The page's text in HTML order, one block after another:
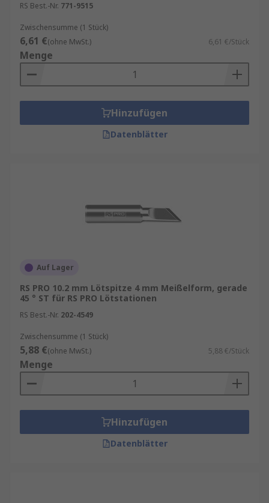
RS Best.-Nr. 771-9515
Zwischensumme (1 Stück)
6,61 €(ohne MwSt.) 6,61 €/Stück
Menge
Hinzufügen
Datenblätter
Auf Lager
RS PRO 10.2 mm Lötspitze 4 mm Meißelform, gerade
45 ° ST für RS PRO Lötstationen
RS Best.-Nr. 202-4549
Zwischensumme (1 Stück)
5,88 €(ohne MwSt.) 5,88 €/Stück
Menge
Hinzufügen
Datenblätter